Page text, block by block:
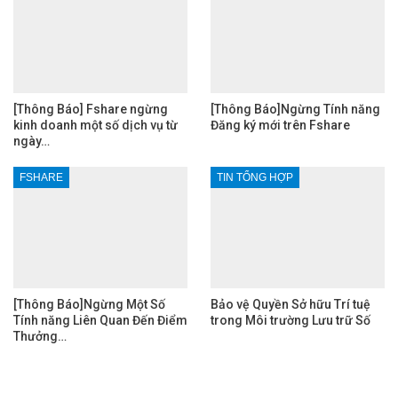
[Thông Báo] Fshare ngừng
kinh doanh một số dịch vụ từ
ngày…
[Thông Báo]Ngừng Tính năng
Đăng ký mới trên Fshare
FSHARE
[Thông Báo]Ngừng Một Số
Tính năng Liên Quan Đến Điểm
Thưởng…
TIN TỔNG HỢP
Bảo vệ Quyền Sở hữu Trí tuệ
trong Môi trường Lưu trữ Số